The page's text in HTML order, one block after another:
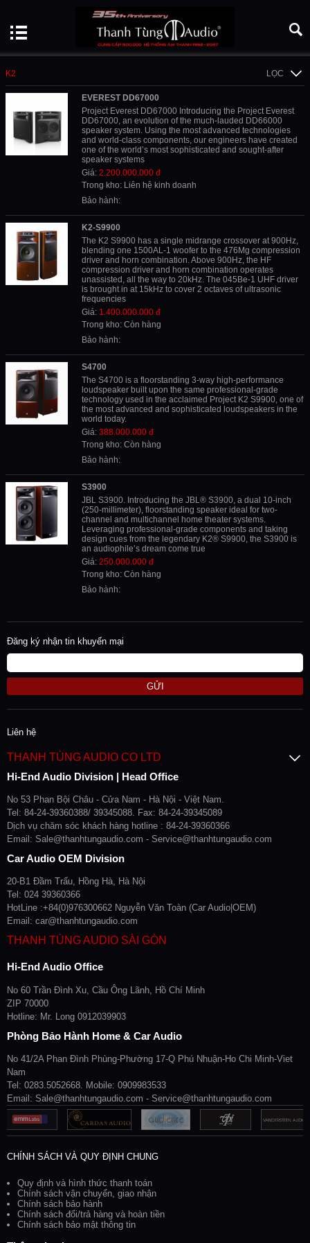
K2 LỌC
EVEREST DD67000
Project Everest DD67000 Introducing the Project Everest
DD67000, an evolution of the much-lauded DD66000
speaker system. Using the most advanced technologies
and world-class components, our engineers have created
one of the world’s most sophisticated and sought-after
speaker systems
Giá: 2.200.000.000 đ
Trong kho: Liên hệ kinh doanh
Bảo hành:
K2-S9900
The K2 S9900 has a single midrange crossover at 900Hz,
blending one 1500AL-1 woofer to the 476Mg compression
driver and horn combination. Above 900Hz, the HF
compression driver and horn combination operates
unassisted, all the way to 20kHz. The 045Be-1 UHF driver
is brought in at 15kHz to cover 2 octaves of ultrasonic
frequencies
Giá: 1.400.000.000 đ
Trong kho: Còn hàng
Bảo hành:
S4700
The S4700 is a floorstanding 3-way high-performance
loudspeaker built upon the same professional-grade
technology used in the acclaimed Project K2 S9900, one of
the most advanced and sophisticated loudspeakers in the
world today.
Giá: 388.000.000 đ
Trong kho: Còn hàng
Bảo hành:
S3900
JBL S3900. Introducing the JBL® S3900, a dual 10-inch
(250-millimeter), floorstanding speaker ideal for two-
channel and multichannel home theater systems.
Leveraging professional-grade components and taking
design cues from the legendary K2® S9900, the S3900 is
an audiophile’s dream come true
Giá: 250.000.000 đ
Trong kho: Còn hàng
Bảo hành:
Đăng ký nhận tin khuyến mại
GỬI
Liên hệ
THANH TÙNG AUDIO CO LTD
Hi-End Audio Division | Head Office
No 53 Phan Bội Châu - Cửa Nam - Hà Nội - Việt Nam.
Tel: 84-24-39360388/ 39345088. Fax: 84-24-39345089
Dịch vụ chăm sóc khách hàng hotline : 84-24-39360366
Email: Sale@thanhtungaudio.com - Service@thanhtungaudio.com
Car Audio OEM Division
20-B1 Đầm Trấu, Hồng Hà, Hà Nội
Tel: 024 39360366
HotLine :+84(0)976300662 Nguyễn Văn Toàn (Car Audio|OEM)
Email: car@thanhtungaudio.com
THANH TÙNG AUDIO SÀI GÒN
Hi-End Audio Office
No 60 Trần Đình Xu, Cầu Ông Lãnh, Hồ Chí Minh
ZIP 70000
Hotline: Mr. Long 0912039903
Phòng Bảo Hành Home & Car Audio
No 41/2A Phan Đình Phùng-Phường 17-Q Phú Nhuận-Ho Chi Minh-Viet
Nam
Tel: 0283.5052668. Mobile: 0909983533
Email: Sale@thanhtungaudio.com - Service@thanhtungaudio.com
CHÍNH SÁCH VÀ QUY ĐỊNH CHUNG
Quy định và hình thức thanh toán
Chính sách vận chuyển, giao nhận
Chính sách bảo hành
Chính sách đổi/trả hàng và hoàn tiền
Chính sách bảo mật thông tin